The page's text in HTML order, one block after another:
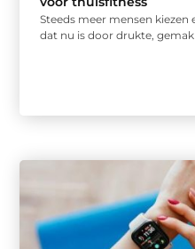
Steeds meer mensen
dat nu is door drukte,